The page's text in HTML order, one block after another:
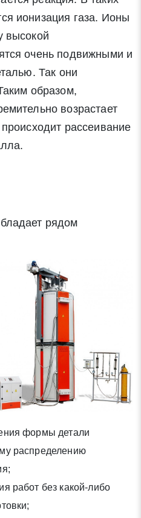
ионизация газа. Ионы
высокой
очень подвижными и
Так они
образом,
возрастает
рассеивание
рядом
формы детали
распределению
работ без какой-либо
звонок
заявку
заявку» Вы даете согласие
данных в соответствии со
от 27 июля 2006 г. N 152-ФЗ
а также соглашаетесь на
средством e-mail или СМС